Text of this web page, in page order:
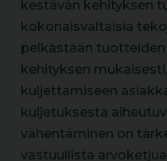
kestävän kehityksen
kokonaisvaltaisia
pelkästään
kehityksen
kuljettamiseen
kuljetuksesta
vähentäminen on
vastuullista